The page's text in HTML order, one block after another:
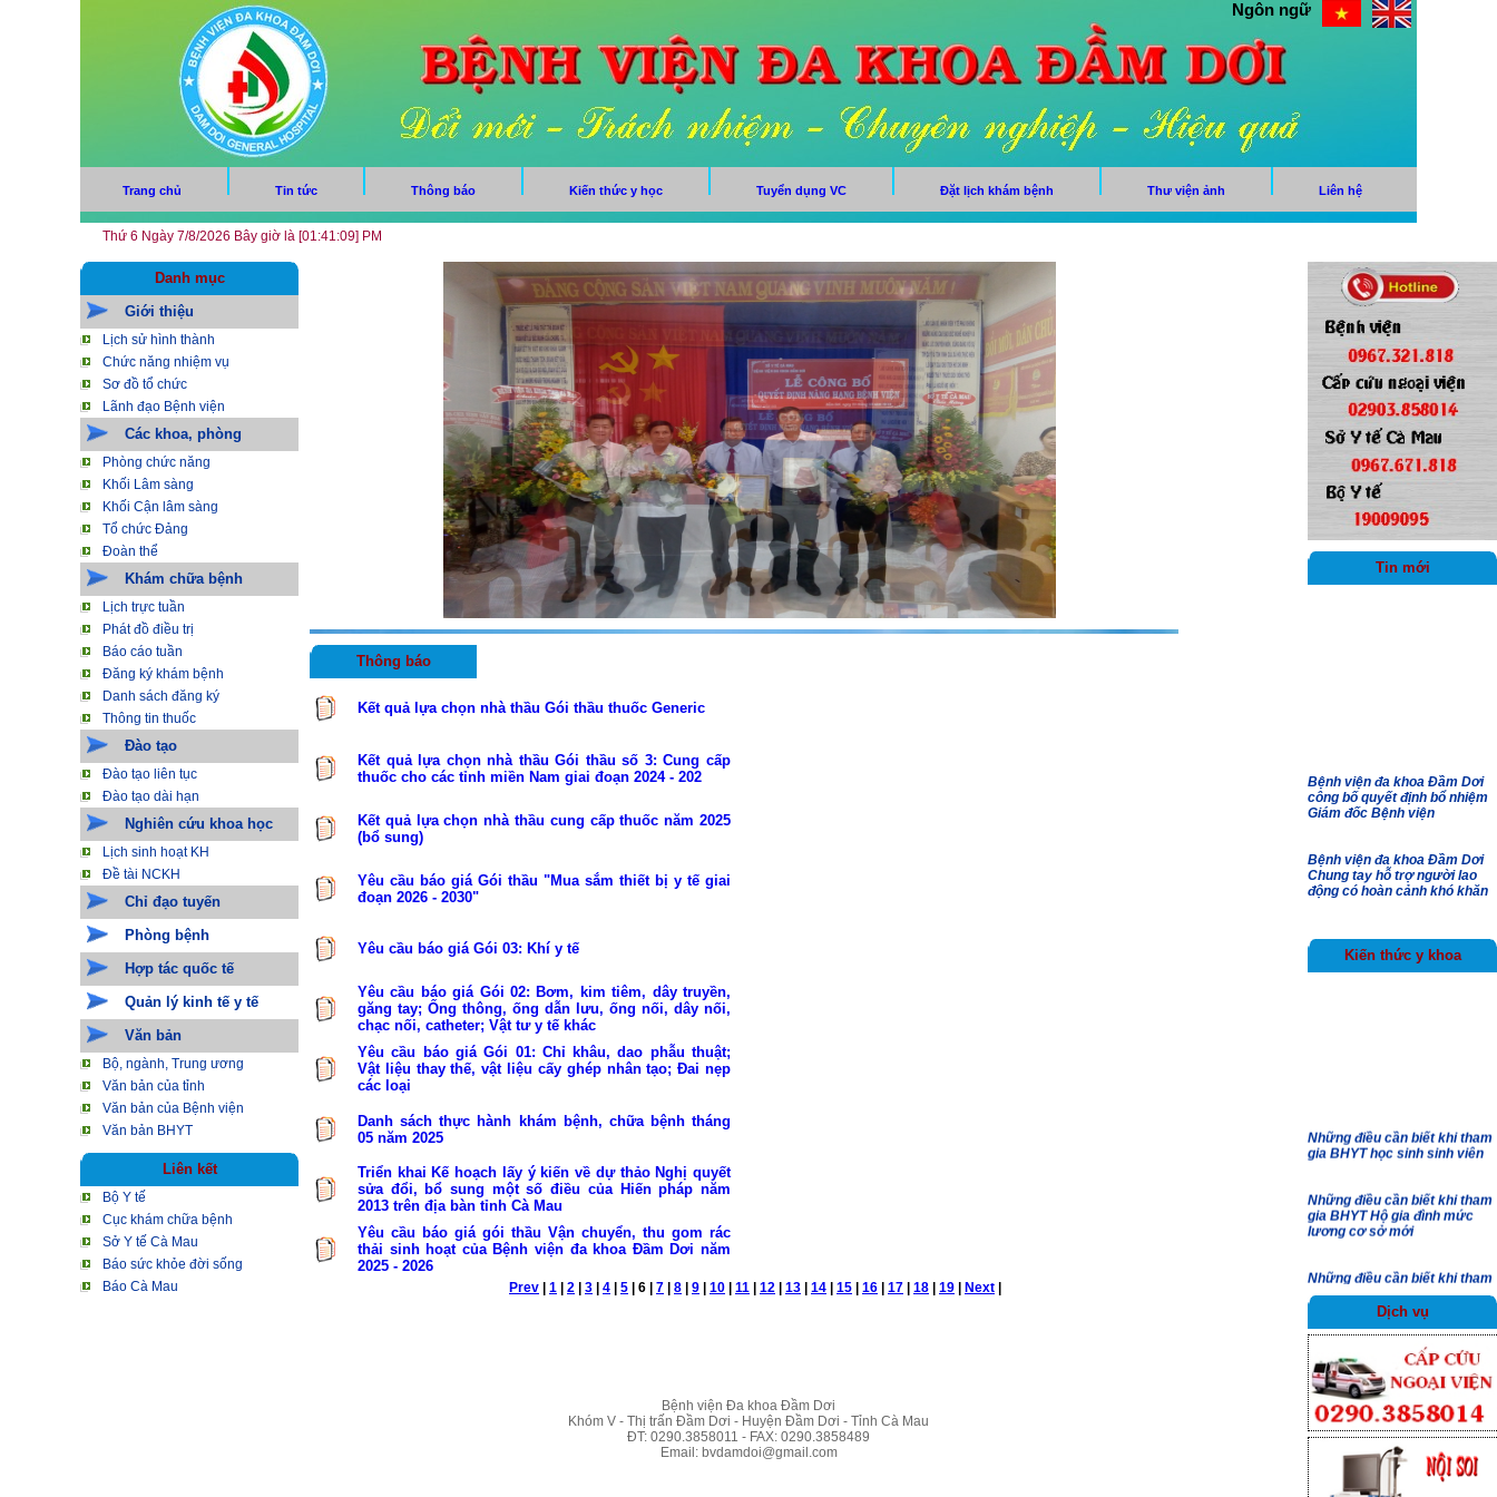
Ngôn ngữ
Trang chủ Tin tức Thông báo Kiến thức y học Tuyển dụng VC Đặt lịch khám bệnh Thư viện ảnh Liên hệ
Thứ 6 Ngày 7/8/2026 Bây giờ là [01:41:10] PM
Danh mục
Giới thiệu
Lịch sử hình thành
Chức năng nhiệm vụ
Sơ đồ tổ chức
Lãnh đạo Bệnh viện
Các khoa, phòng
Phòng chức năng
Khối Lâm sàng
Khối Cận lâm sàng
Tổ chức Đảng
Đoàn thể
Khám chữa bệnh
Lịch trực tuần
Phát đồ điều trị
Báo cáo tuần
Đăng ký khám bệnh
Danh sách đăng ký
Thông tin thuốc
Đào tạo
Đào tạo liên tục
Đào tạo dài hạn
Nghiên cứu khoa học
Lịch sinh hoạt KH
Đề tài NCKH
Chỉ đạo tuyến
Phòng bệnh
Hợp tác quốc tế
Quản lý kinh tế y tế
Văn bản
Bộ, ngành, Trung ương
Văn bản của tỉnh
Văn bản của Bệnh viện
Văn bản BHYT
Liên kết
Bộ Y tế
Cục khám chữa bệnh
Sở Y tế Cà Mau
Báo sức khỏe đời sống
Báo Cà Mau
Thông báo
Kết quả lựa chọn nhà thầu Gói thầu thuốc Generic
Kết quả lựa chọn nhà thầu Gói thầu số 3: Cung cấp
thuốc cho các tỉnh miền Nam giai đoạn 2024 - 202
Kết quả lựa chọn nhà thầu cung cấp thuốc năm 2025
(bổ sung)
Yêu cầu báo giá Gói thầu "Mua sắm thiết bị y tế giai
đoạn 2026 - 2030"
Yêu cầu báo giá Gói 03: Khí y tế
Yêu cầu báo giá Gói 02: Bơm, kim tiêm, dây truyền,
găng tay; Ống thông, ống dẫn lưu, ống nối, dây nối,
chạc nối, catheter; Vật tư y tế khác
Yêu cầu báo giá Gói 01: Chỉ khâu, dao phẫu thuật;
Vật liệu thay thế, vật liệu cấy ghép nhân tạo; Đai nẹp
các loại
Danh sách thực hành khám bệnh, chữa bệnh tháng
05 năm 2025
Triển khai Kế hoạch lấy ý kiến về dự thảo Nghị quyết
sửa đổi, bổ sung một số điều của Hiến pháp năm
2013 trên địa bàn tỉnh Cà Mau
Yêu cầu báo giá gói thầu Vận chuyển, thu gom rác
thải sinh hoạt của Bệnh viện đa khoa Đầm Dơi năm
2025 - 2026
Prev | 1 | 2 | 3 | 4 | 5 | 6 | 7 | 8 | 9 | 10 | 11 | 12 | 13 | 14 | 15 | 16 | 17 | 18 | 19 | Next |
Tin mới
công bố quyết định bổ nhiệm
Giám đốc Bệnh viện
Chung tay hỗ trợ người lao
động có hoàn cảnh khó khăn
Bệnh viện đa khoa Đầm Dơi
Kiến thức y khoa
gia BHYT học sinh sinh viên
gia BHYT Hộ gia đình mức
lương cơ sở mới
gia BHXH tự nguyện
Những lợi ích khi tham gia
BHXH tự nguyện, BHYT
Những chiến sỹ thầm lặng
Dịch vụ
Bệnh viện Đa khoa Đầm Dơi
Khóm V - Thị trấn Đầm Dơi - Huyện Đầm Dơi - Tỉnh Cà Mau
ĐT: 0290.3858011 - FAX: 0290.3858489
Email: bvdamdoi@gmail.com